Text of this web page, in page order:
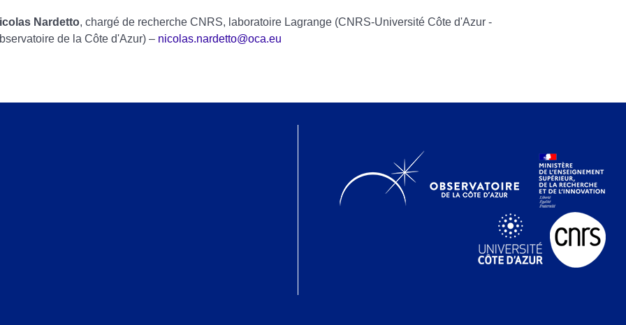
Nardetto, chargé de recherche CNRS, laboratoire Lagrange (CNRS-Université Côte d'Azur -
de la Côte d'Azur) – nicolas.nardetto@oca.eu